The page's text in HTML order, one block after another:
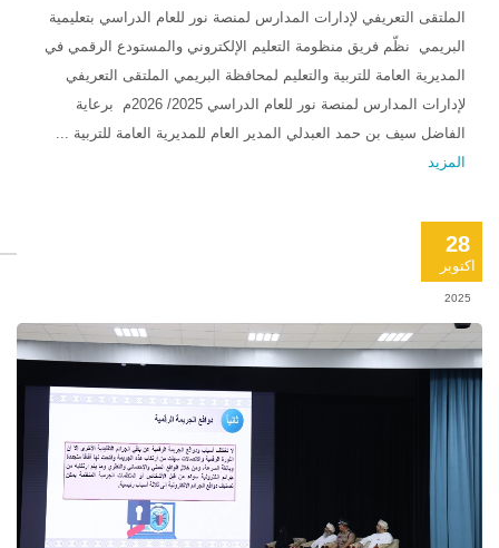
الملتقى التعريفي لإدارات المدارس لمنصة نور للعام الدراسي بتعليمية
البريمي نظّم فريق منظومة التعليم الإلكتروني والمستودع الرقمي في
المديرية العامة للتربية والتعليم لمحافظة البريمي الملتقى التعريفي
لإدارات المدارس لمنصة نور للعام الدراسي 2025/ 2026م برعاية
الفاضل سيف بن حمد العبدلي المدير العام للمديرية العامة للتربية ...
المزيد
28
اكتوبر
2025